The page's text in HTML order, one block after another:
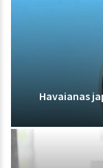
Havaianas